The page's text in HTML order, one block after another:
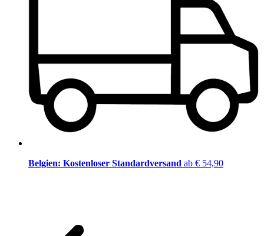
Belgien: Kostenloser Standardversand ab € 54,90